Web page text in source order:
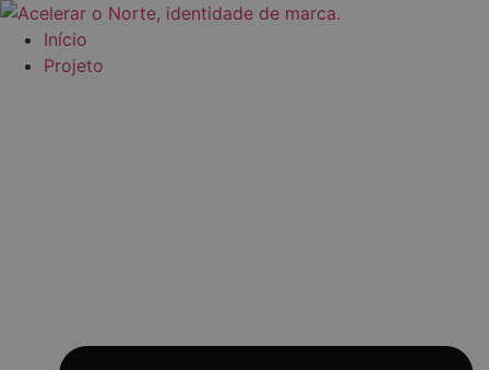
Pular
para
Início
Projeto